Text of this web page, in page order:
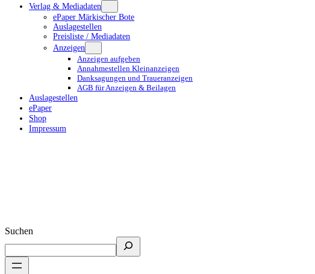
Verlag & Mediadaten
ePaper Märkischer Bote
Auslagestellen
Preisliste / Mediadaten
Anzeigen
Anzeigen aufgeben
Annahmestellen Kleinanzeigen
Danksagungen und Traueranzeigen
AGB für Anzeigen & Beilagen
Auslagestellen
ePaper
Shop
Impressum
Suchen